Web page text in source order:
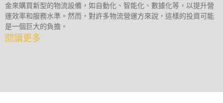
金來購買新型的物流設備，如自動化、智能化、數據化等，以提升營
運效率和服務水準。然而，對許多物流營運方來說，這樣的投資可能
是一個巨大的負擔。
閱讀更多